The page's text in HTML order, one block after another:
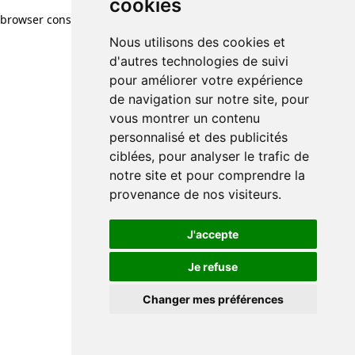
cookies
Nous utilisons des cookies et
d'autres technologies de suivi
pour améliorer votre expérience
de navigation sur notre site, pour
vous montrer un contenu
personnalisé et des publicités
ciblées, pour analyser le trafic de
notre site et pour comprendre la
provenance de nos visiteurs.
J'accepte
Je refuse
Changer mes préférences
browser console for more information)